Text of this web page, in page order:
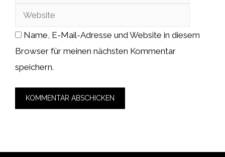
Name, E-Mail-Adresse und Website in diesem
Browser für meinen nächsten Kommentar
speichern.